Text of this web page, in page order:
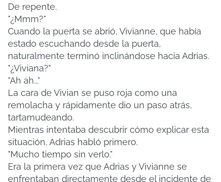
De repente.
"¿Mmm?"
Cuando la puerta se abrió, Vivianne, que había
estado escuchando desde la puerta,
naturalmente terminó inclinándose hacia Adrias.
"¿Viviana?"
"Ah ah..."
La cara de Vivian se puso roja como una
remolacha y rápidamente dio un paso atrás,
tartamudeando.
Mientras intentaba descubrir cómo explicar esta
situación, Adrias habló primero.
"Mucho tiempo sin verlo."
Era la primera vez que Adrias y Vivianne se
enfrentaban directamente desde el incidente de